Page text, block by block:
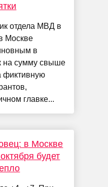
отдела МВД в
Москве
в
на сумму свыше
фиктивную
главке...
в Москве
будет